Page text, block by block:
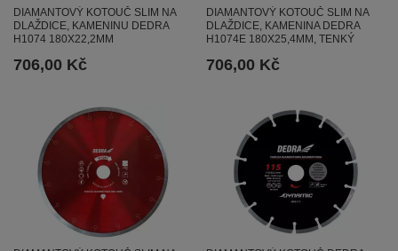
DIAMANTOVÝ KOTOUČ SLIM NA
DLAŽDICE, KAMENINU DEDRA
H1074 180X22,2MM
706,00 Kč
DIAMANTOVÝ KOTOUČ SLIM NA
DLAŽDICE, KAMENINA DEDRA
H1074E 180X25,4MM, TENKÝ
706,00 Kč